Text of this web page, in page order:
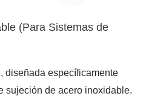
(Para Sistemas de
diseñada específicamente
sujeción de acero inoxidable.